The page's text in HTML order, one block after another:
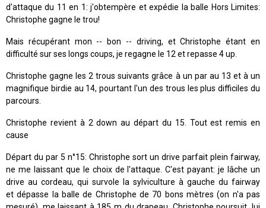
d'attaque du 11 en 1: j'obtempère et expédie la balle Hors Limites:
Christophe gagne le trou!
Mais récupérant mon -- bon -- driving, et Christophe étant en
difficulté sur ses longs coups, je regagne le 12 et repasse 4 up.
Christophe gagne les 2 trous suivants grâce à un par au 13 et à un
magnifique birdie au 14, pourtant l'un des trous les plus difficiles du
parcours.
Christophe revient à 2 down au départ du 15. Tout est remis en
cause
Départ du par 5 n°15: Christophe sort un drive parfait plein fairway,
ne me laissant que le choix de l'attaque. C'est payant: je lâche un
drive au cordeau, qui survole la sylviculture à gauche du fairway
et dépasse la balle de Christophe de 70 bons mètres (on n'a pas